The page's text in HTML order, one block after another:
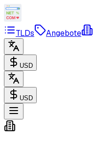
TLDs Angebote
USD
USD